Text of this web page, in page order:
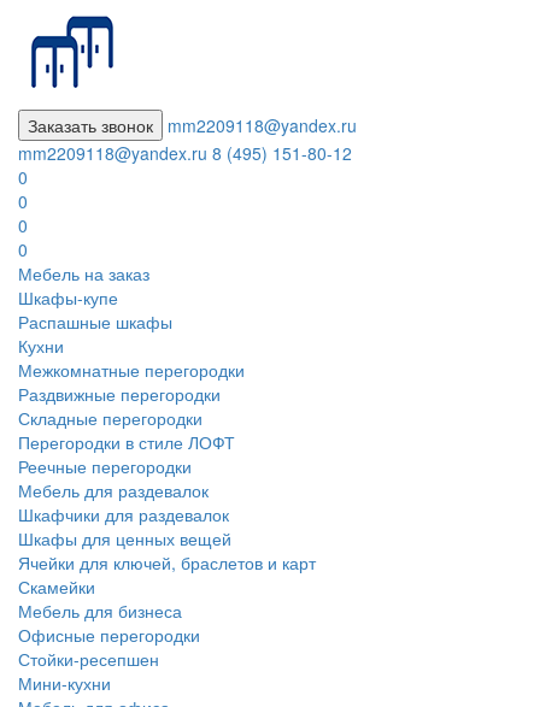
Заказать звонок
mm2209118@yandex.ru
mm2209118@yandex.ru 8 (495) 151-80-12
0
0
0
0
Мебель на заказ
Шкафы-купе
Распашные шкафы
Кухни
Межкомнатные перегородки
Раздвижные перегородки
Складные перегородки
Перегородки в стиле ЛОФТ
Реечные перегородки
Мебель для раздевалок
Шкафчики для раздевалок
Шкафы для ценных вещей
Ячейки для ключей, браслетов и карт
Скамейки
Мебель для бизнеса
Офисные перегородки
Стойки-ресепшен
Мини-кухни